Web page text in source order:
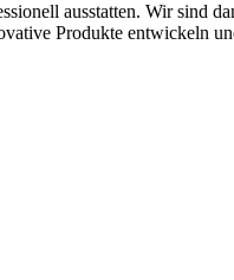
ausstatten. Wir sind
Produkte entwickeln